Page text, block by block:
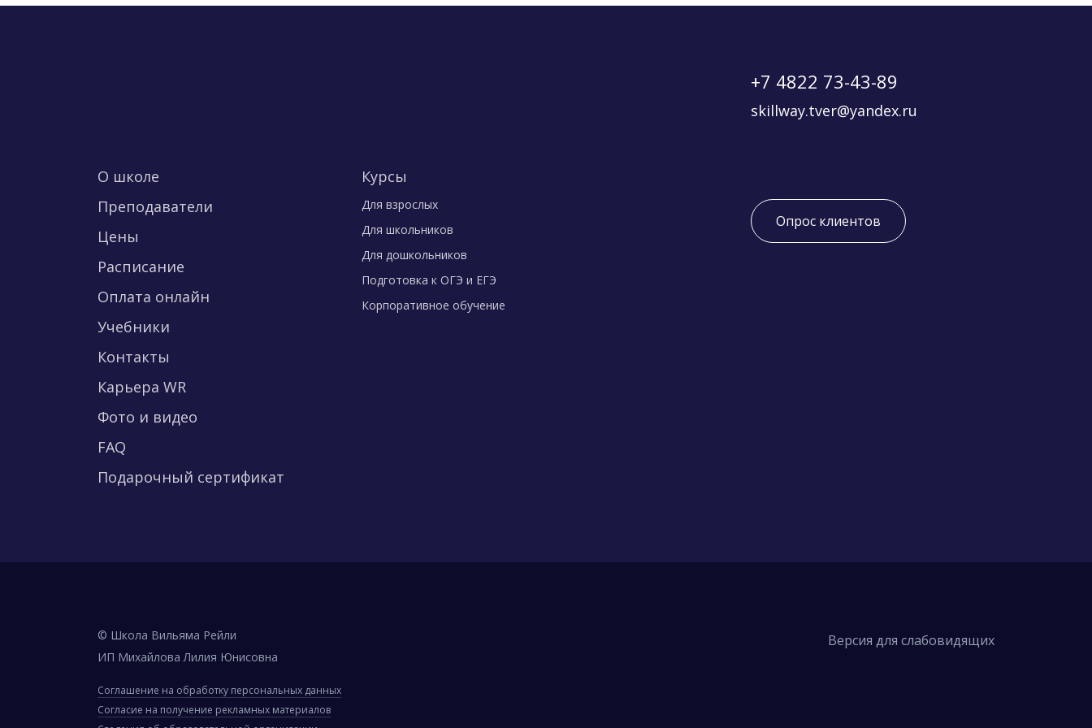
+7 4822 73-43-89
skillway.tver@yandex.ru
О школе
Преподаватели
Цены
Расписание
Оплата онлайн
Учебники
Контакты
Карьера WR
Фото и видео
FAQ
Подарочный сертификат
Курсы
Для взрослых
Для школьников
Для дошкольников
Подготовка к ОГЭ и ЕГЭ
Корпоративное обучение
Опрос клиентов
© Школа Вильяма Рейли
ИП Михайлова Лилия Юнисовна
Соглашение на обработку персональных данных
Согласие на получение рекламных материалов
Версия для слабовидящих